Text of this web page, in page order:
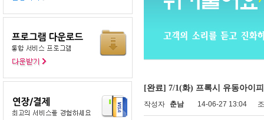
[완료] 7/1(화) 프록시 유동아이
작성자 춘남 14-06-27 13:04